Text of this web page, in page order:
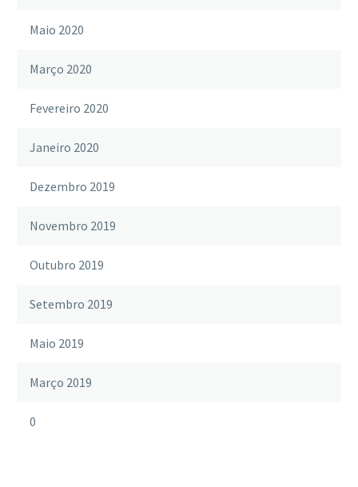
Maio 2020
Março 2020
Fevereiro 2020
Janeiro 2020
Dezembro 2019
Novembro 2019
Outubro 2019
Setembro 2019
Maio 2019
Março 2019
0